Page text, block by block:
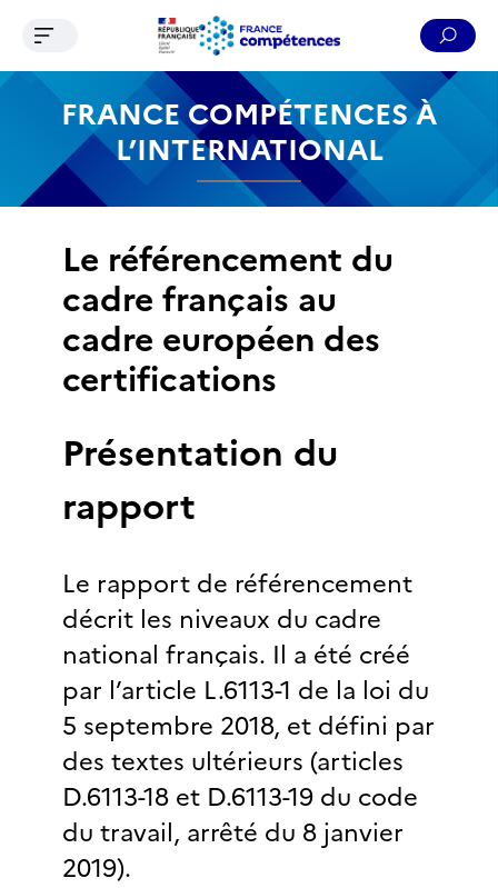
Contenu Recherche Menu Pied de page
Ouvrir le menu de navigation
FRANCE COMPÉTENCES À
L’INTERNATIONAL
Le référencement du
cadre français au
cadre européen des
certifications
Présentation du
rapport
Le rapport de référencement
décrit les niveaux du cadre
national français. Il a été créé
par l’article L.6113-1 de la loi du
5 septembre 2018, et défini par
des textes ultérieurs (articles
D.6113-18 et D.6113-19 du code
du travail, arrêté du 8 janvier
2019).